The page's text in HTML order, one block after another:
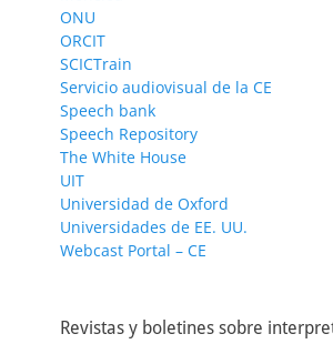
ONU
ORCIT
SCICTrain
Servicio audiovisual de la CE
Speech bank
Speech Repository
The White House
UIT
Universidad de Oxford
Universidades de EE. UU.
Webcast Portal – CE
Revistas y boletines sobre